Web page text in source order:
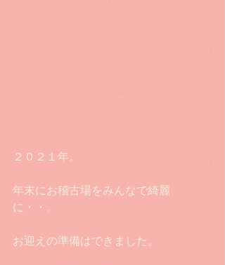
２０２１年。
年末にお稽古場をみんなで綺麗
に・・。
お迎えの準備はできました。